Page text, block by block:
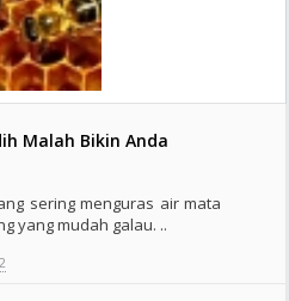
Malah Bikin Anda
sering menguras air mata
yang mudah galau. ..